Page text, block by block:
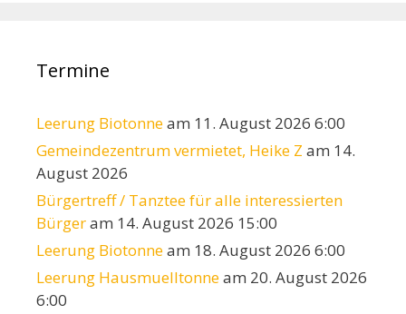
Termine
Leerung Biotonneam 11. August 2026 6:00
Gemeindezentrum vermietet, Heike Z am 14.
August 2026
Bürgertreff / Tanztee für alle interessierten
Bürgeram 14. August 2026 15:00
Leerung Biotonneam 18. August 2026 6:00
Leerung Hausmuelltonneam 20. August 2026
6:00